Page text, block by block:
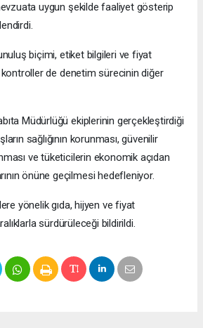
uygun şekilde faaliyet gösterip
biçimi, etiket bilgileri ve fiyat
kontroller de denetim sürecinin diğer
Müdürlüğü ekiplerinin gerçekleştirdiği
sağlığının korunması, güvenilir
ve tüketicilerin ekonomik açıdan
önüne geçilmesi hedefleniyor.
yönelik gıda, hijyen ve fiyat
sürdürüleceği bildirildi.